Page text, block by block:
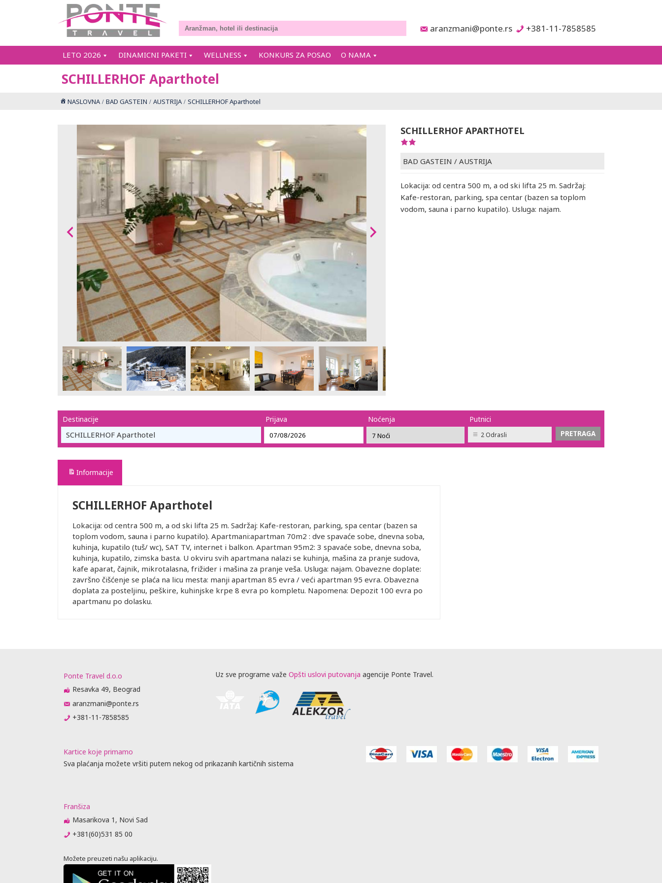
aranzmani@ponte.rs +381-11-7858585
LETO 2026 DINAMICNI PAKETI WELLNESS KONKURS ZA POSAO O NAMA
SCHILLERHOF Aparthotel
NASLOVNA BAD GASTEIN AUSTRIJA SCHILLERHOF Aparthotel
SCHILLERHOF APARTHOTEL
BAD GASTEIN / AUSTRIJA
Lokacija: od centra 500 m, a od ski lifta 25 m. Sadržaj:
Kafe-restoran, parking, spa centar (bazen sa toplom
vodom, sauna i parno kupatilo). Usluga: najam.
Destinacije
SCHILLERHOF Aparthotel
Prijava Noćenja Putnici
2 Odrasli
Informacije
SCHILLERHOF Aparthotel
Lokacija: od centra 500 m, a od ski lifta 25 m. Sadržaj: Kafe-restoran, parking, spa centar (bazen sa
toplom vodom, sauna i parno kupatilo). Apartmani:apartman 70m2 : dve spavaće sobe, dnevna soba,
kuhinja, kupatilo (tuš/ wc), SAT TV, internet i balkon. Apartman 95m2: 3 spavaće sobe, dnevna soba,
kuhinja, kupatilo, zimska basta. U okviru svih apartmana nalazi se kuhinja, mašina za pranje sudova,
kafe aparat, čajnik, mikrotalasna, frižider i mašina za pranje veša. Usluga: najam. Obavezne doplate:
završno čišćenje se plaća na licu mesta: manji apartman 85 evra / veći apartman 95 evra. Obavezna
doplata za posteljinu, peškire, kuhinjske krpe 8 evra po kompletu. Napomena: Depozit 100 evra po
apartmanu po dolasku.
Ponte Travel d.o.o
Resavka 49, Beograd
aranzmani@ponte.rs
+381-11-7858585
Uz sve programe važe Opšti uslovi putovanja agencije Ponte Travel.
Kartice koje primamo
Sva plaćanja možete vršiti putem nekog od prikazanih kartičnih sistema
Franšiza
Masarikova 1, Novi Sad
+381(60)531 85 00
Možete preuzeti našu aplikaciju.